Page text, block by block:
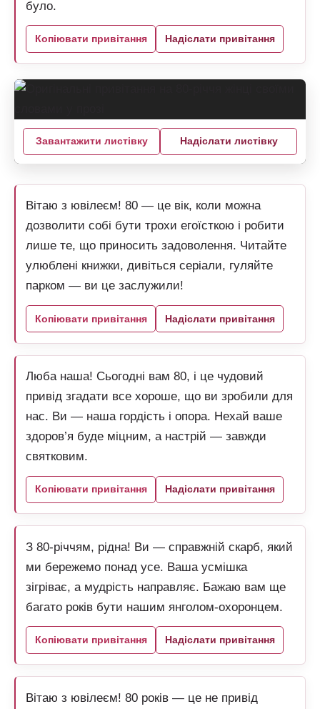
було.
Копіювати привітання Надіслати привітання
Завантажити листівку Надіслати листівку
Вітаю з ювілеєм! 80 — це вік, коли можна
дозволити собі бути трохи егоїсткою і робити
лише те, що приносить задоволення. Читайте
улюблені книжки, дивіться серіали, гуляйте
парком — ви це заслужили!
Копіювати привітання Надіслати привітання
Люба наша! Сьогодні вам 80, і це чудовий
привід згадати все хороше, що ви зробили для
нас. Ви — наша гордість і опора. Нехай ваше
здоров’я буде міцним, а настрій — завжди
святковим.
Копіювати привітання Надіслати привітання
З 80-річчям, рідна! Ви — справжній скарб, який
ми бережемо понад усе. Ваша усмішка
зігріває, а мудрість направляє. Бажаю вам ще
багато років бути нашим янголом-охоронцем.
Копіювати привітання Надіслати привітання
Вітаю з ювілеєм! 80 років — це не привід